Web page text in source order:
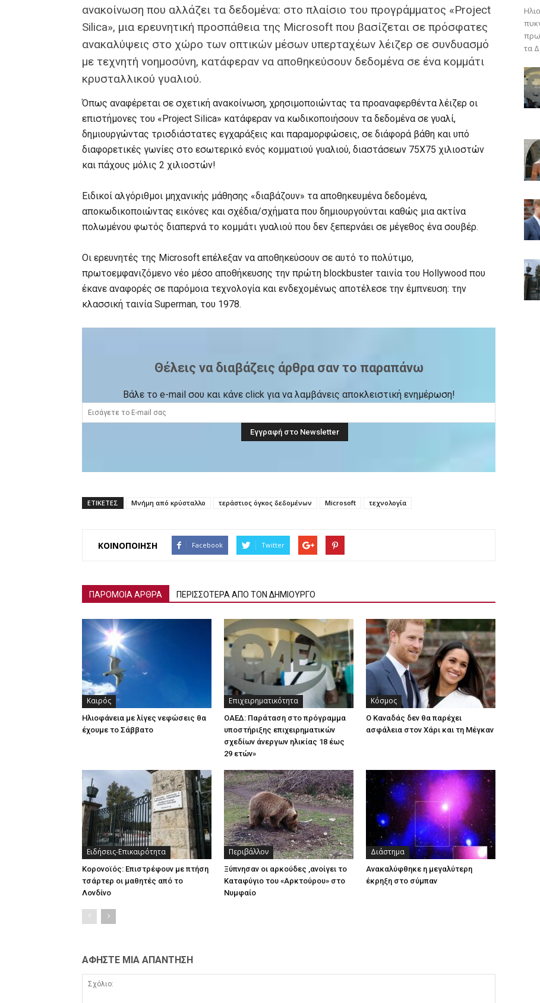
ανακοίνωση που αλλάζει τα δεδομένα: στο πλαίσιο του προγράμματος «Project
Silica», μια ερευνητική προσπάθεια της Microsoft που βασίζεται σε πρόσφατες
ανακαλύψεις στο χώρο των οπτικών μέσων υπερταχέων λέιζερ σε συνδυασμό
με τεχνητή νοημοσύνη, κατάφεραν να αποθηκεύσουν δεδομένα σε ένα κομμάτι
κρυσταλλικού γυαλιού.
Όπως αναφέρεται σε σχετική ανακοίνωση, χρησιμοποιώντας τα προαναφερθέντα λέιζερ οι
επιστήμονες του «Project Silica» κατάφεραν να κωδικοποιήσουν τα δεδομένα σε γυαλί,
δημιουργώντας τρισδιάστατες εγχαράξεις και παραμορφώσεις, σε διάφορά βάθη και υπό
διαφορετικές γωνίες στο εσωτερικό ενός κομματιού γυαλιού, διαστάσεων 75Χ75 χιλιοστών
και πάχους μόλις 2 χιλιοστών!
Ειδικοί αλγόριθμοι μηχανικής μάθησης «διαβάζουν» τα αποθηκευμένα δεδομένα,
αποκωδικοποιώντας εικόνες και σχέδια/σχήματα που δημιουργούνται καθώς μια ακτίνα
πολωμένου φωτός διαπερνά το κομμάτι γυαλιού που δεν ξεπερνάει σε μέγεθος ένα σουβέρ.
Οι ερευνητές της Microsoft επέλεξαν να αποθηκεύσουν σε αυτό το πολύτιμο,
πρωτοεμφανιζόμενο νέο μέσο αποθήκευσης την πρώτη blockbuster ταινία του Hollywood που
έκανε αναφορές σε παρόμοια τεχνολογία και ενδεχομένως αποτέλεσε την έμπνευση: την
κλασσική ταινία Superman, του 1978.
Θέλεις να διαβάζεις άρθρα σαν το παραπάνω
Βάλε το e-mail σου και κάνε click για να λαμβάνεις αποκλειστική ενημέρωση!
ΕΤΙΚΕΤΕΣ Μνήμη από κρύσταλλο τεράστιος όγκος δεδομένων Microsoft τεχνολογία
ΚΟΙΝΟΠΟΙΗΣΗ Facebook Twitter
ΠΑΡΟΜΟΙΑ ΑΡΘΡΑ ΠΕΡΙΣΣΟΤΕΡΑ ΑΠΟ ΤΟΝ ΔΗΜΙΟΥΡΓΟ
Καιρός
Ηλιοφάνεια με λίγες νεφώσεις θα
έχουμε το Σάββατο
Επιχειρηματικότητα
ΟΑΕΔ: Παράταση στο πρόγραμμα
υποστήριξης επιχειρηματικών
σχεδίων άνεργων ηλικίας 18 έως
29 ετών»
Κόσμος
Ο Καναδάς δεν θα παρέχει
ασφάλεια στον Χάρι και τη Μέγκαν
Ειδήσεις-Επικαιρότητα
Κορονοϊός: Επιστρέφουν με πτήση
τσάρτερ οι μαθητές από το
Λονδίνο
Περιβάλλον
Ξύπνησαν οι αρκούδες ,ανοίγει το
Καταφύγιο του «Αρκτούρου» στο
Νυμφαίο
Διάστημα
Ανακαλύφθηκε η μεγαλύτερη
έκρηξη στο σύμπαν
ΑΦΗΣΤΕ ΜΙΑ ΑΠΑΝΤΗΣΗ
τα